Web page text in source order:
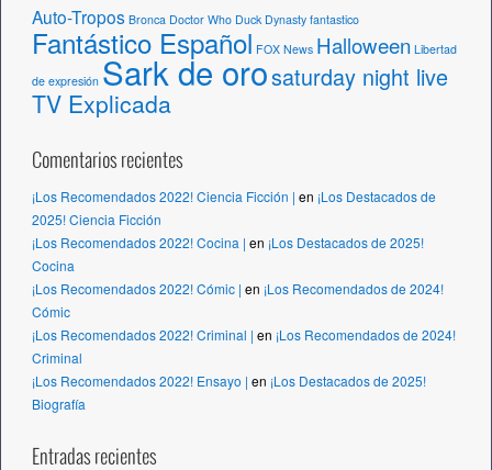
Auto-Tropos Bronca Doctor Who Duck Dynasty fantastico
Fantástico Español FOX News Halloween Libertad
de expresión Sark de orosaturday night live
TV Explicada
Comentarios recientes
¡Los Recomendados 2022! Ciencia Ficción | en ¡Los Destacados de
2025! Ciencia Ficción
¡Los Recomendados 2022! Cocina | en ¡Los Destacados de 2025!
Cocina
¡Los Recomendados 2022! Cómic | en ¡Los Recomendados de 2024!
Cómic
¡Los Recomendados 2022! Criminal | en ¡Los Recomendados de 2024!
Criminal
¡Los Recomendados 2022! Ensayo | en ¡Los Destacados de 2025!
Biografía
Entradas recientes